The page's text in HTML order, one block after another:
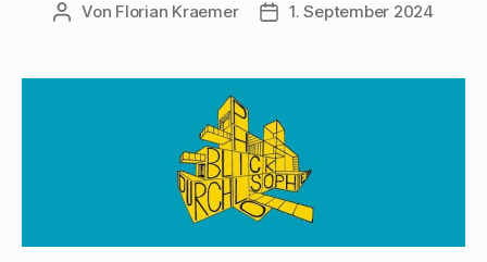
Beitragsautor
Von Florian Kraemer Veröffentlichungsdatum
1. September 2024